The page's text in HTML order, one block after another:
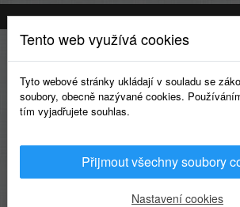
0
Tento web využívá cookies
Tyto webové stránky ukládají v souladu se
soubory, obecně nazývané cookies.
tím vyjadřujete souhlas.
Přijmout všechny soubory
Nastavení cookies